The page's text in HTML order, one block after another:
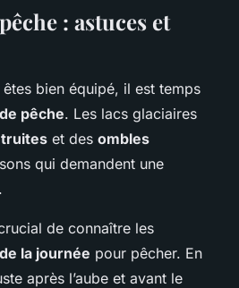
: astuces et
bien équipé, il est temps
pêche. Les lacs glaciaires
truites et des ombles
qui demandent une
de connaître les
la journée pour pêcher. En
après l’aube et avant le